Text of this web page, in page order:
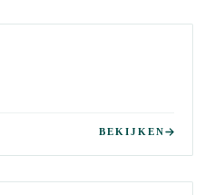
BEKIJKEN